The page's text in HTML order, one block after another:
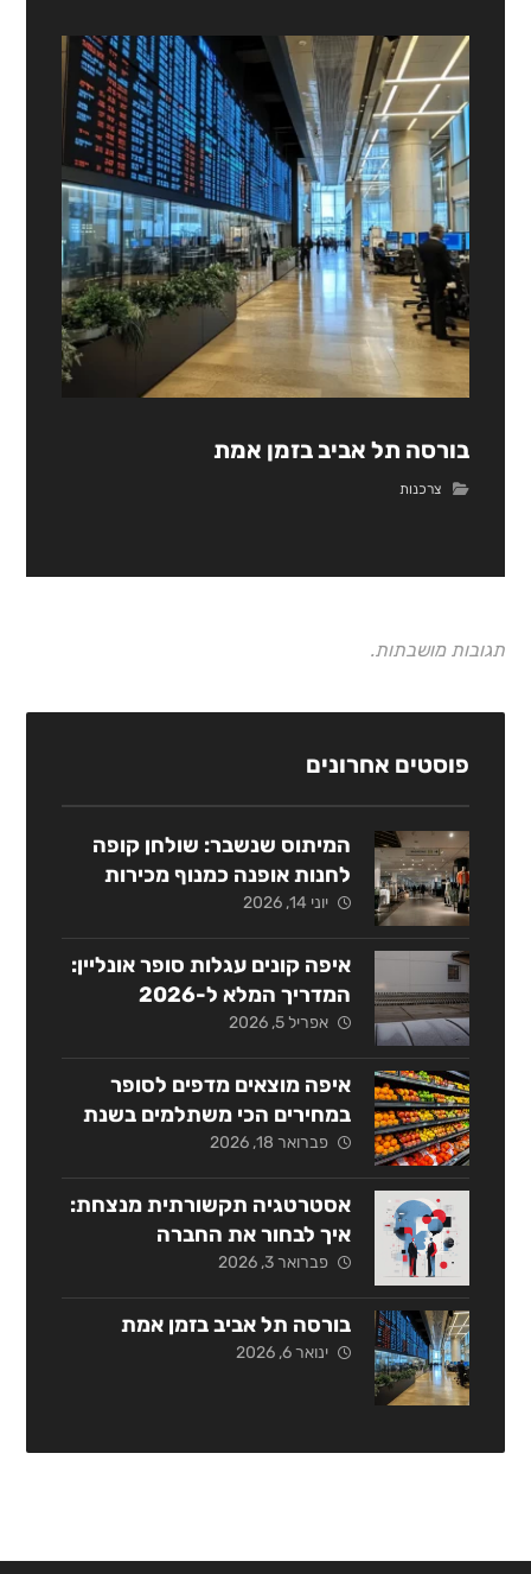
בורסה תל אביב בזמן אמת
צרכנות
תגובות מושבתות.
פוסטים אחרונים
המיתוס שנשבר: שולחן קופה
לחנות אופנה כמנוף מכירות
אסטרטגי
יוני 14, 2026
איפה קונים עגלות סופר אונליין:
המדריך המלא ל-2026
אפריל 5, 2026
איפה מוצאים מדפים לסופר
במחירים הכי משתלמים בשנת
2026?
פברואר 18, 2026
אסטרטגיה תקשורתית מנצחת:
איך לבחור את החברה
המתאימה בישראל?
פברואר 3, 2026
בורסה תל אביב בזמן אמת
ינואר 6, 2026